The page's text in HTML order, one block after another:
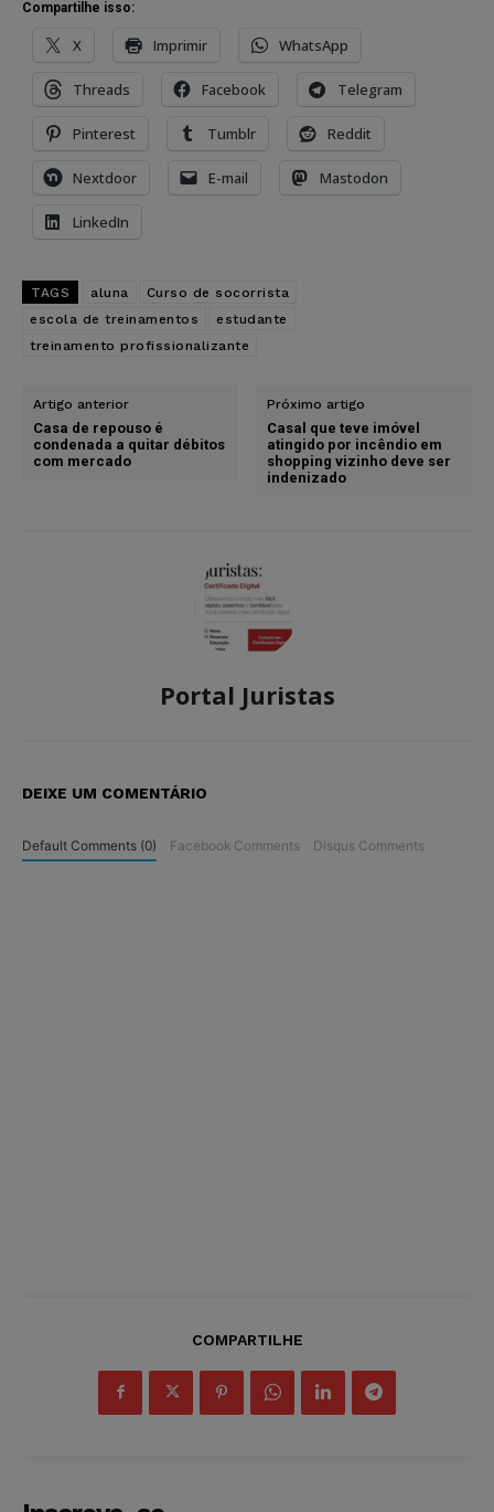
Compartilhe isso:
X Imprimir WhatsApp
Threads Facebook Telegram
Pinterest Tumblr Reddit
Nextdoor E-mail Mastodon
LinkedIn
TAGS aluna
Curso de socorrista
escola de treinamentos
estudante
treinamento profissionalizante
Artigo anterior
Casa de repouso é
condenada a quitar débitos
com mercado
Próximo artigo
Casal que teve imóvel
atingido por incêndio em
shopping vizinho deve ser
indenizado
Portal Juristas
DEIXE UM COMENTÁRIO
Default Comments (0) Facebook Comments Disqus Comments
COMPARTILHE